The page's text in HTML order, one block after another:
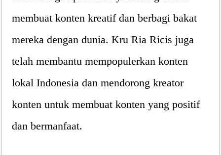
membuat konten kreatif dan berbagi bakat
mereka dengan dunia. Kru Ria Ricis juga
telah membantu mempopulerkan konten
lokal Indonesia dan mendorong kreator
konten untuk membuat konten yang positif
dan bermanfaat.